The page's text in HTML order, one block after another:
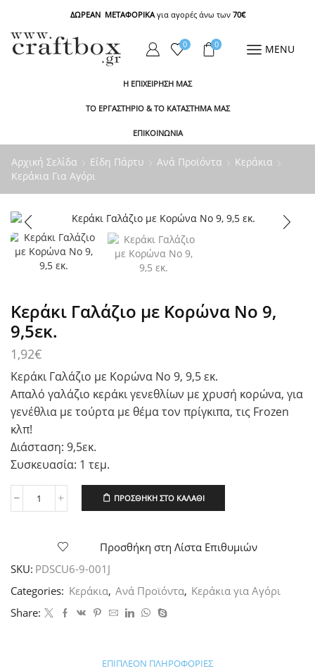
ΔΩΡΕΑΝ ΜΕΤΑΦΟΡΙΚΑγια αγορές άνω των 70€
0 0 MENU
Η ΕΠΙΧΕΙΡΗΣΗ ΜΑΣ
ΤΟ ΕΡΓΑΣΤΗΡΙΟ & ΤΟ ΚΑΤΑΣΤΗΜΑ ΜΑΣ
ΕΠΙΚΟΙΝΩΝΙΑ
Αρχική Σελίδα Είδη Πάρτυ Ανά Προϊόντα
Κεράκια
Κεράκια Για Αγόρι
Κεράκι Γαλάζιο με Κορώνα Νο 9,
9,5εκ.
1,92€
Κεράκι Γαλάζιο με Κορώνα Νο 9, 9,5 εκ.
Απαλό γαλάζιο κεράκι γενεθλίων με χρυσή κορώνα, για
γενέθλια με τούρτα με θέμα τον πρίγκιπα, τις Frozen
κλπ!
Διάσταση: 9,5εκ.
Συσκευασία: 1 τεμ.
Κεράκι
Κορώνα
9,
9,5εκ.
ποσότητα
ΠΡΟΣΘΉΚΗ ΣΤΟ ΚΑΛΆΘΙ
Προσθήκη στη Λίστα Επιθυμιών
SKU: PDSCU6-9-001J
Categories: Κεράκια, Ανά Προϊόντα, Κεράκια για Αγόρι
Share:
ΕΠΙΠΛΈΟΝ ΠΛΗΡΟΦΟΡΊΕΣ